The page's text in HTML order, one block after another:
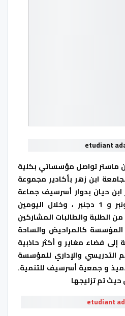
ماستر تواصل مؤسساتي بكلية
بجامعة ابن زهر بأكادير مجموعة
حيان بدوار أسرسيف جماعة
أورير، وذلك يومي 30 نونبر و 1 دجنبر ، وخلال اليومين
الطلبة والطالبات المشاركين
كالمراحيض والساحة
إلى فضاء مغاير و أكثر حاذبية
التدريسي والإداري للمؤسسة
و جمعية أسرسيف للتنمية.
حيث تم تزليجها